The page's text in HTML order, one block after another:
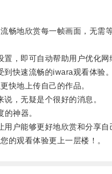
地欣赏每一帧画面，无需等
即可自动帮助用户优化网
快速流畅的iwara观看体验。
地上传自己的作品。
，无疑是个很好的消息。
神器。
能够更好地欣赏和分享自
观看体验更上一层楼！。